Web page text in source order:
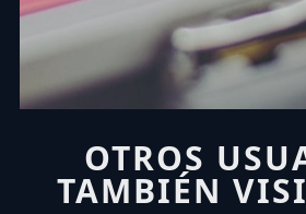
OTROS
TAMBIÉN